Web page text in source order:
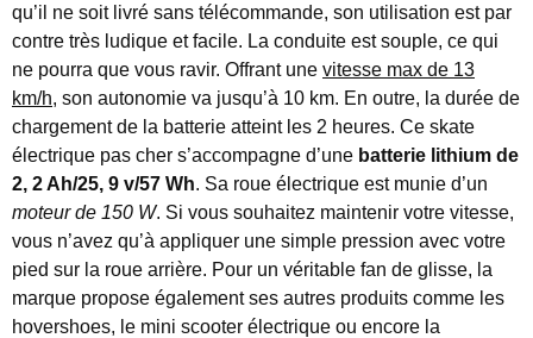
qu’il ne soit livré sans télécommande, son utilisation est par
contre très ludique et facile. La conduite est souple, ce qui
ne pourra que vous ravir. Offrant une vitesse max de 13
km/h, son autonomie va jusqu’à 10 km. En outre, la durée de
chargement de la batterie atteint les 2 heures. Ce skate
électrique pas cher s’accompagne d’une batterie lithium de
2, 2 Ah/25, 9 v/57 Wh. Sa roue électrique est munie d’un
moteur de 150 W. Si vous souhaitez maintenir votre vitesse,
vous n’avez qu’à appliquer une simple pression avec votre
pied sur la roue arrière. Pour un véritable fan de glisse, la
marque propose également ses autres produits comme les
hovershoes, le mini scooter électrique ou encore la